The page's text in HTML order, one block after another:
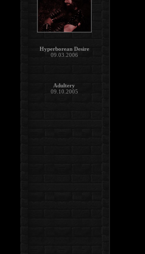
Hyperborean Desire
09.03.2006
Adultery
09.10.2005